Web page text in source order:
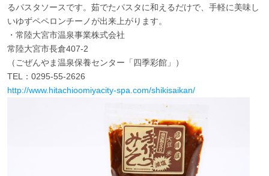
るパスタソースです。茹でたパスタに和えるだけで、手軽に美味し
いゆずペペロンチーノが出来上がります。
・常陸大宮市温泉事業株式会社
常陸大宮市長倉407-2
（ごぜんやま温泉保養センター「四季彩館」）
TEL：0295-55-2626
http://www.hitachioomiyacity-spa.com/shikisaikan/